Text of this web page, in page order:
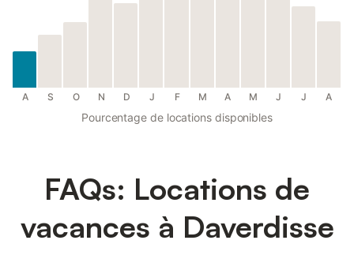
A S O N D J F M A M J J A
Pourcentage de locations disponibles
FAQs: Locations de
vacances à Daverdisse